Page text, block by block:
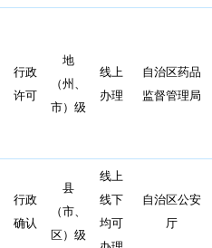
行政
许可
地
（州、
市）级
线上
办理
自治区药品
监督管理局
行政
确认
县
（市、
区）级
线上
线下
均可
自治区公安
厅